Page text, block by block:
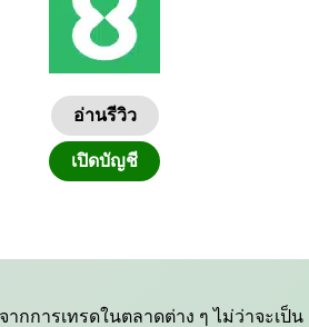
อ่านรีวิว
เปิดบัญชี
การเทรดในตลาดต่าง ๆ ไม่ว่าจะเป็น